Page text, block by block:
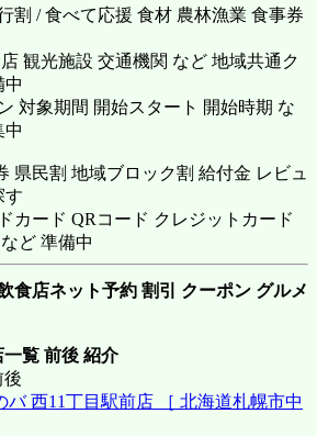
割 / 食べて応援 食材 農林漁業 食事券
観光施設 交通機関 など 地域共通ク
中
対象期間 開始スタート 開始時期 な
中
県民割 地域ブロック割 給付金 レビュ
す
カード QRコード クレジットカード
ど 準備中
食店ネット予約 割引 クーポン グルメ
覧 前後 紹介
後
バ 西11丁目駅前店 ［ 北海道札幌市中